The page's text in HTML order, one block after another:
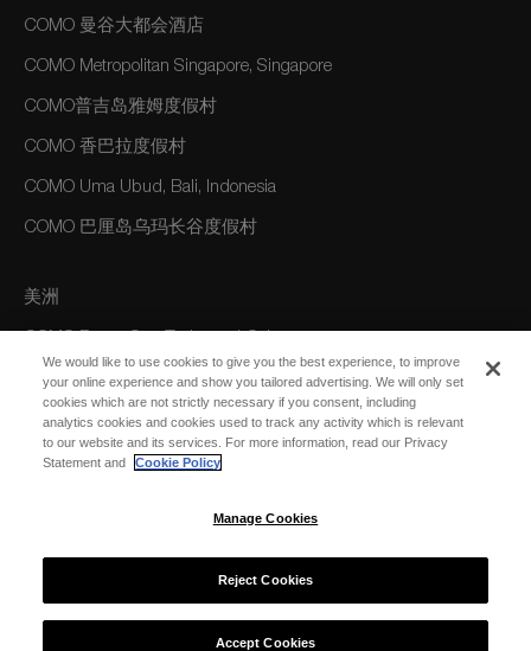
COMO 曼谷大都会酒店
COMO Metropolitan Singapore, Singapore
COMO普吉岛雅姆度假村
COMO 香巴拉度假村
COMO Uma Ubud, Bali, Indonesia
COMO 巴厘岛乌玛长谷度假村
美洲
澳大利亚/大洋洲
COMO The Treasury, Perth
We would like to use cookies to give you the best experience, to improve
your online experience and show you tailored advertising. We will only set
cookies which are not strictly necessary if you consent, including
analytics cookies and cookies used to track any activity which is relevant
to our website and its services. For more information, read our Privacy
Statement and
Cookie Policy
Manage Cookies
Reject Cookies
Accept Cookies